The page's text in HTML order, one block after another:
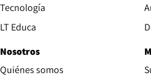
Tecnología
LT Educa
Nosotros
Quiénes somos